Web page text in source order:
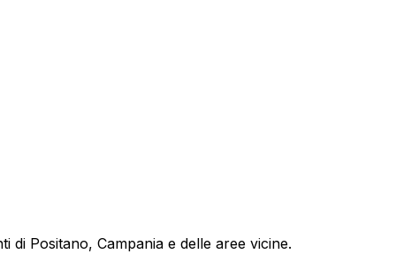
Positano, Campania e delle aree vicine.